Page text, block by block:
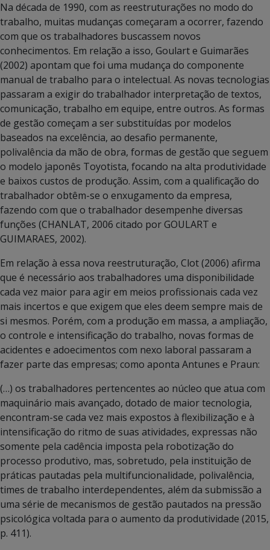
Na década de 1990, com as reestruturações no modo do
trabalho, muitas mudanças começaram a ocorrer, fazendo
com que os trabalhadores buscassem novos
conhecimentos. Em relação a isso, Goulart e Guimarães
(2002) apontam que foi uma mudança do componente
manual de trabalho para o intelectual. As novas tecnologias
passaram a exigir do trabalhador interpretação de textos,
comunicação, trabalho em equipe, entre outros. As formas
de gestão começam a ser substituídas por modelos
baseados na excelência, ao desafio permanente,
polivalência da mão de obra, formas de gestão que seguem
o modelo japonês Toyotista, focando na alta produtividade
e baixos custos de produção. Assim, com a qualificação do
trabalhador obtêm-se o enxugamento da empresa,
fazendo com que o trabalhador desempenhe diversas
funções (CHANLAT, 2006 citado por GOULART e
GUIMARAES, 2002).
Em relação à essa nova reestruturação, Clot (2006) afirma
que é necessário aos trabalhadores uma disponibilidade
cada vez maior para agir em meios profissionais cada vez
mais incertos e que exigem que eles deem sempre mais de
si mesmos. Porém, com a produção em massa, a ampliação,
o controle e intensificação do trabalho, novas formas de
acidentes e adoecimentos com nexo laboral passaram a
fazer parte das empresas; como aponta Antunes e Praun:
(…) os trabalhadores pertencentes ao núcleo que atua com
maquinário mais avançado, dotado de maior tecnologia,
encontram-se cada vez mais expostos à flexibilização e à
intensificação do ritmo de suas atividades, expressas não
somente pela cadência imposta pela robotização do
processo produtivo, mas, sobretudo, pela instituição de
práticas pautadas pela multifuncionalidade, polivalência,
times de trabalho interdependentes, além da submissão a
uma série de mecanismos de gestão pautados na pressão
psicológica voltada para o aumento da produtividade (2015,
p. 411).